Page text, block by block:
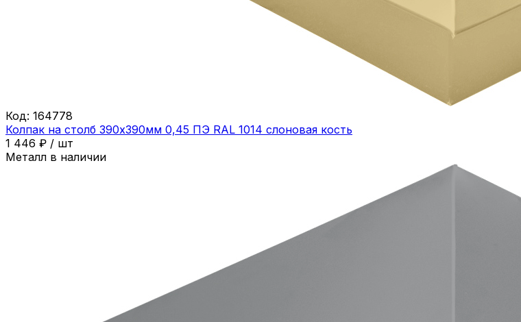
Код: 164778
Колпак на столб 390х390мм 0,45 ПЭ RAL 1014 слоновая кость
1 446 ₽ / шт
Металл в наличии